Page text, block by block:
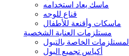
ماسك يعاد استخدامه
قناع للوجه
ماسكات وأقنعة للأطفال
مستلزمات العناية الشخصية
المستلزمات الخاصة بالتبول
أكياس تجميع البول